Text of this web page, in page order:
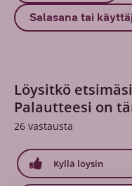
Salasana tai
Löysitkö
Palautteesi on
26 vastausta
Kyllä löysin